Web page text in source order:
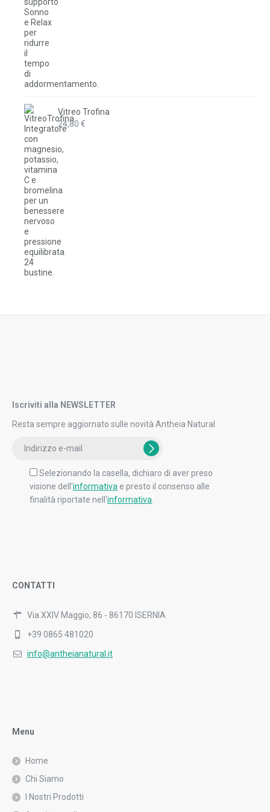
Vitreo Trofina
24,80 €
Iscriviti alla NEWSLETTER
Resta sempre aggiornato sulle novità Antheia Natural
Selezionando la casella, dichiaro di aver preso
visione dell'informativa e presto il consenso alle
finalità riportate nell'informativa
CONTATTI
Via XXIV Maggio, 86 - 86170 ISERNIA
+39 0865 481020
info@antheianatural.it
Menu
Home
Chi Siamo
I Nostri Prodotti